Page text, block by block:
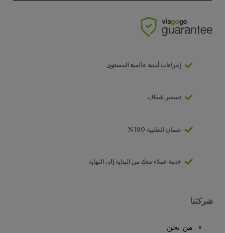
إجراءات أمنية عالمية المستوى
تسعير شفاف
ضمان الطلبية 100%
خدمة عملاء معك من البداية إلى النهاية
شركتنا
من نحن